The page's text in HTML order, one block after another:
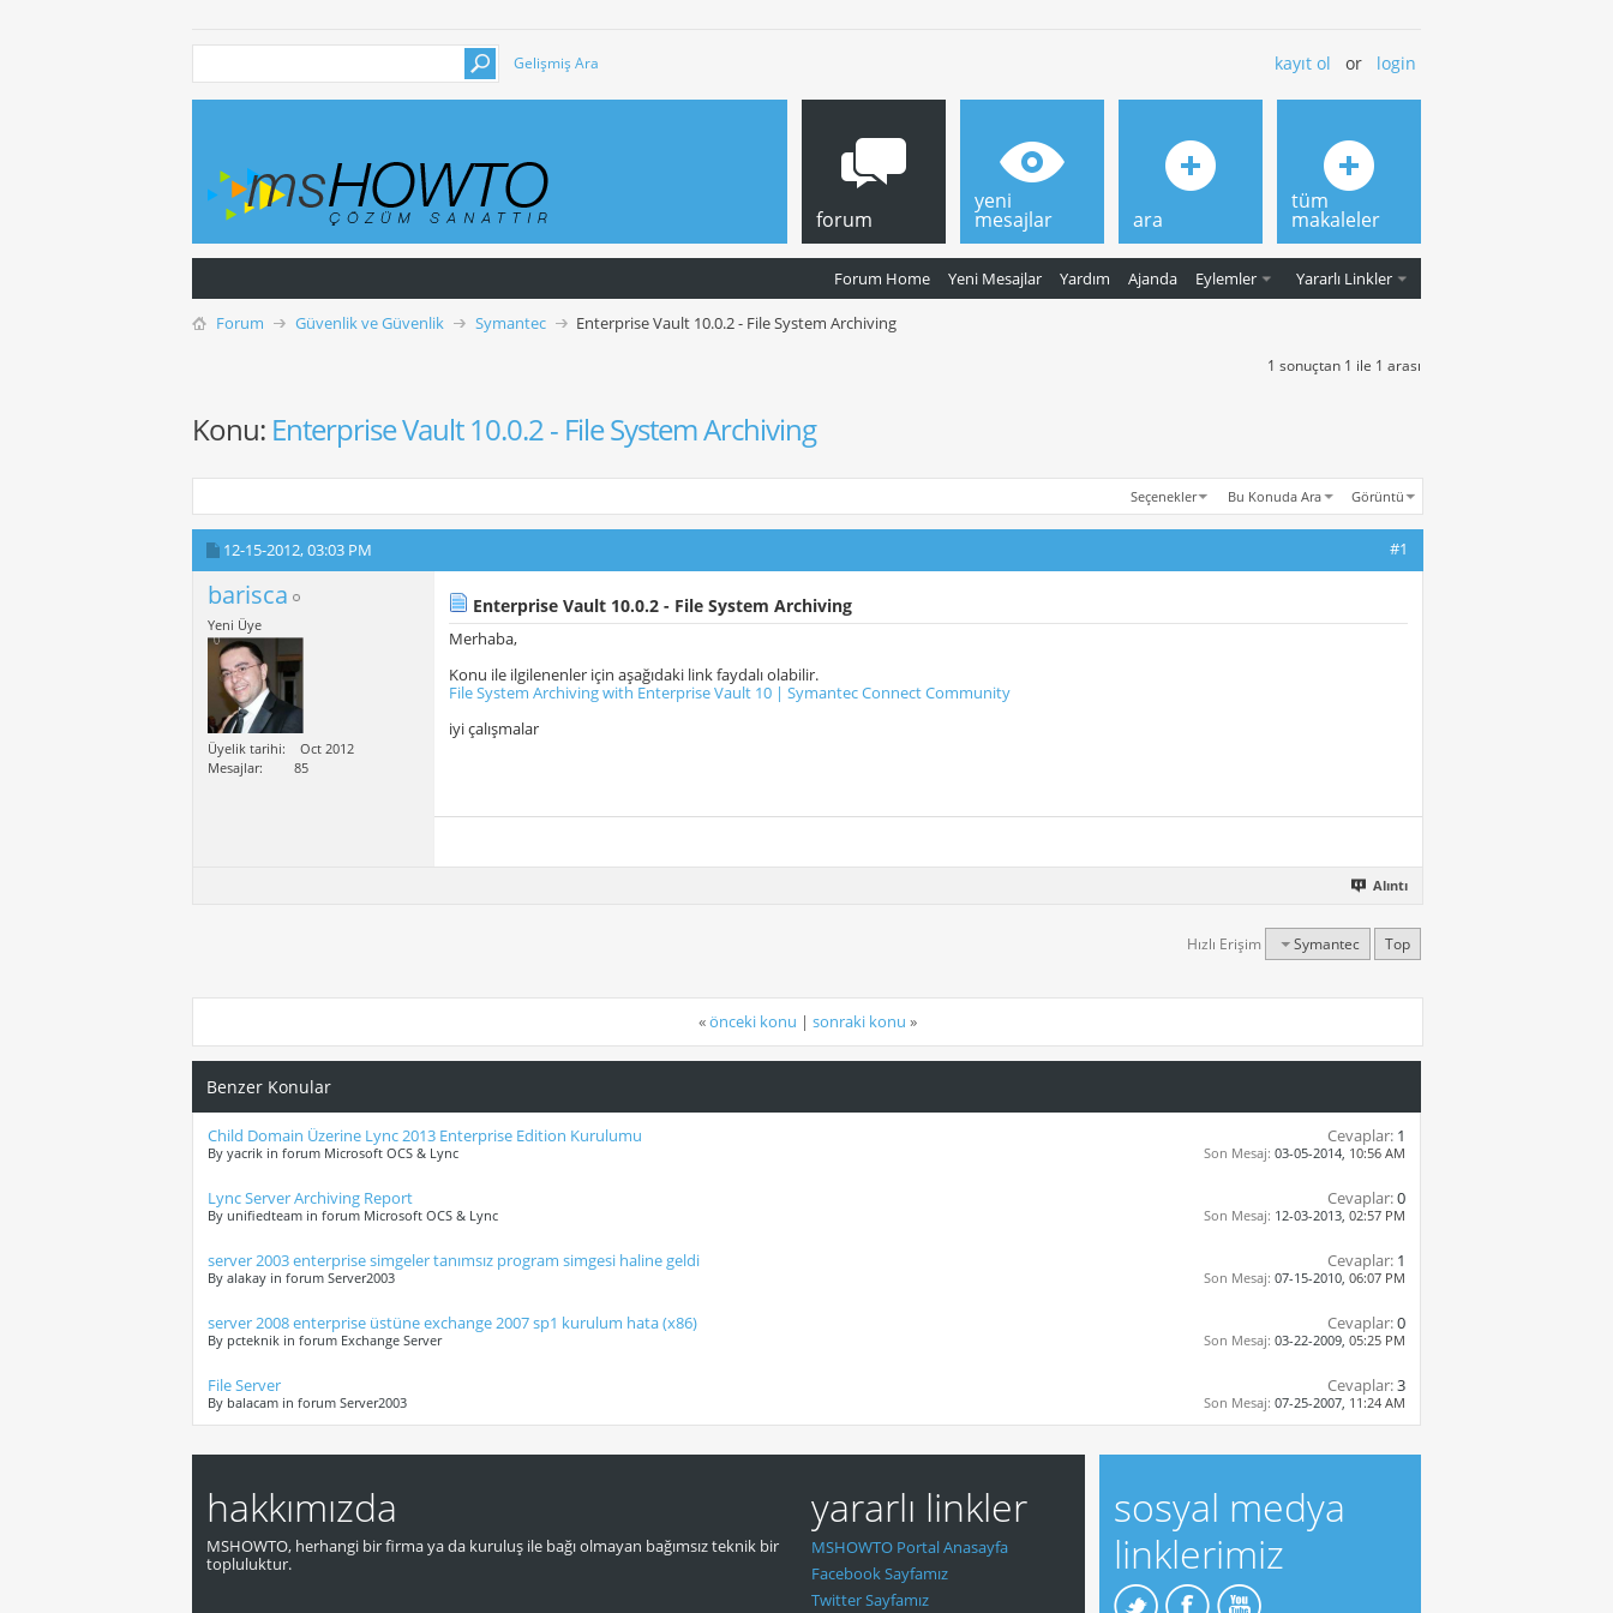
Gelişmiş Ara kayıt ol or login
forum
Forum Home Yeni Mesajlar Yardım Ajanda Eylemler Yararlı Linkler
yeni
mesajlar ara
tüm
makaleler
Forum Güvenlik ve Güvenlik Symantec Enterprise Vault 10.0.2 - File System Archiving
1 sonuçtan 1 ile 1 arası
Konu: Enterprise Vault 10.0.2 - File System Archiving
Seçenekler Bu Konuda Ara Görüntü
12-15-2012,03:03 PM #1
barisca
Yeni Üye
Üyelik tarihi
Oct 2012
Mesajlar
85
Enterprise Vault 10.0.2 - File System Archiving
Merhaba,
Konu ile ilgilenenler için aşağıdaki link faydalı olabilir.
File System Archiving with Enterprise Vault 10 | Symantec Connect Community
iyi çalışmalar
Alıntı
Hızlı Erişim Symantec Top
«önceki konu | sonraki konu »
Benzer Konular
Child Domain Üzerine Lync 2013 Enterprise Edition Kurulumu
By yacrik in forum Microsoft OCS & Lync
Cevaplar: 1
Son Mesaj: 03-05-2014, 10:56 AM
Lync Server Archiving Report
By unifiedteam in forum Microsoft OCS & Lync
Cevaplar:0
Son Mesaj: 12-03-2013, 02:57 PM
server 2003 enterprise simgeler tanımsız program simgesi haline geldi
By alakay in forum Server2003
Cevaplar: 1
Son Mesaj: 07-15-2010, 06:07 PM
server 2008 enterprise üstüne exchange 2007 sp1 kurulum hata (x86)
By pcteknik in forum Exchange Server
Cevaplar:0
Son Mesaj: 03-22-2009, 05:25 PM
File Server
By balacam in forum Server2003
Cevaplar:3
Son Mesaj: 07-25-2007, 11:24 AM
hakkımızda
MSHOWTO, herhangi bir firma ya da kuruluş ile bağı olmayan bağımsız teknik bir
topluluktur.
yararlı linkler
MSHOWTO Portal Anasayfa
Facebook Sayfamız
Twitter Sayfamız
sosyal medya
linklerimiz